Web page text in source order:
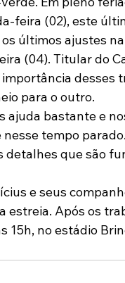
feira (02), este
últimos ajustes
(04). Titular do
desses
para o outro.
ajuda bastante e
tempo
detalhes que são
e seus
estreia. Após os
15h, no estádio